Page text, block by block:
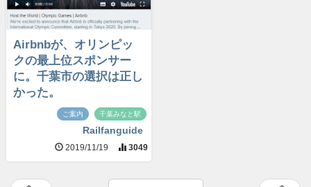
Airbnbが、オリンピッ
クの最上位スポンサー
に。千葉市の選択は正し
かった。
ご案内 千葉みなと駅
Railfanguide
2019/11/19 3049